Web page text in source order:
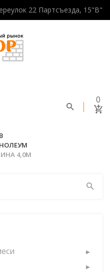
22 Партсъезда, 15"В"
0
4,0М